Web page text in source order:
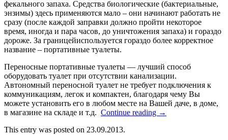
фекального запаха. Средства биологические (бактериальные,
энзимы) здесь применяются мало – они начинают работать не
сразу (после каждой заправки должно пройти некоторое
время, иногда и пара часов, до уничтожения запаха) и гораздо
дороже. За границейиспользуется гораздо более корректное
название – портативные туалеты.
Переносные портативные туалеты — лучший способ
оборудовать туалет при отсутствии канализации.
Автономный переносной туалет не требует подключения к
коммуникациям, легок и компактен, благодаря чему Вы
можете установить его в любом месте на Вашей даче, в доме,
в магазине на складе и т.д. Continue reading →
This entry was posted on 23.09.2013.